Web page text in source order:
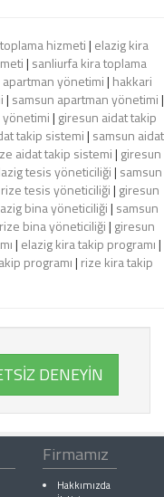
hizmeti| elazig kira
| sanliurfa kira toplama
yönetimi| hakkari
| samsun apartman yönetimi|
| giresun aidat takip
takip sistemi| samsun aidat
aidat takip sistemi| giresun
tesis yöneticiliği| samsun
rize tesis yöneticiliği| giresun
bina yöneticiliği| samsun
rize bina yöneticiliği| giresun
| elazig kira takip programı|
programı| rize kira takip
DENEYİN
Firmamız
Hakkımızda